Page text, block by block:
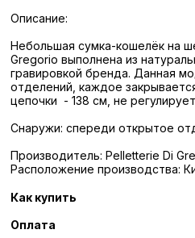
Описание:
Небольшая сумка-кошелёк на
Gregorio выполнена из
гравировкой бренда. Данная
отделений, каждое
цепочки - 138 см, не
Снаружи: спереди открытое
Производитель: Pelletterie Di
Расположение производства:
Как купить
Оплата